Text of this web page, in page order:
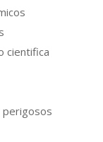
cientifica
perigosos